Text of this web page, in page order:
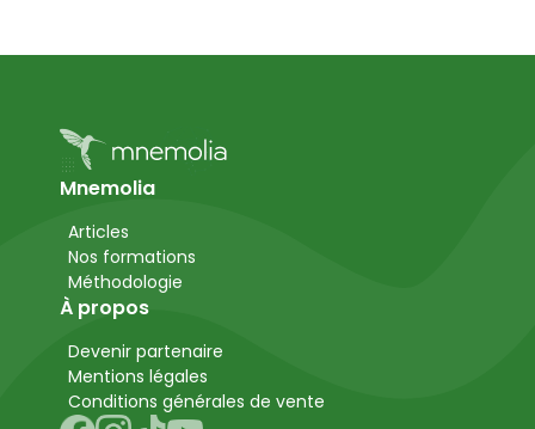
Mnemolia
Articles
Nos formations
Méthodologie
À propos
Devenir partenaire
Mentions légales
Conditions générales de vente